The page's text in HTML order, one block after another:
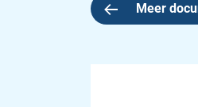
Meer